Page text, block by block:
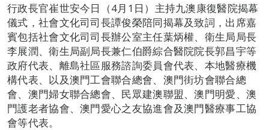
行政長官崔世安今日（4月1日）主持九澳康復醫院揭幕
儀式，社會文化司司長譚俊榮陪同揭幕及致詞，出席嘉
賓包括社會文化司司長辦公室主任葉炳權、衛生局局長
李展潤、衛生局副局長兼仁伯爵綜合醫院院長郭昌宇等
政府代表、離島社區服務諮詢委員會代表、本地醫療機
構代表、以及澳門工會聯合總會、澳門街坊會聯合總
會、澳門婦女聯合總會、民眾建澳聯盟、澳門明愛、澳
門護老者協會、澳門愛心之友協進會及澳門醫療事工協
會等代表。